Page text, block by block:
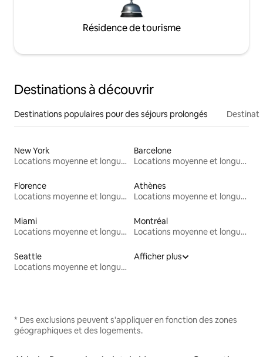
Résidence de tourisme
Destinations à découvrir
Destinations populaires pour des séjours prolongés
New York
Locations moyenne et longue durée
Barcelone
Locations moyenne et longue durée
Florence
Locations moyenne et longue durée
Athènes
Locations moyenne et longue durée
Miami
Locations moyenne et longue durée
Montréal
Locations moyenne et longue durée
Seattle
Locations moyenne et longue durée
Afficher plus
* Des exclusions peuvent s'appliquer en fonction des zones
géographiques et des logements.